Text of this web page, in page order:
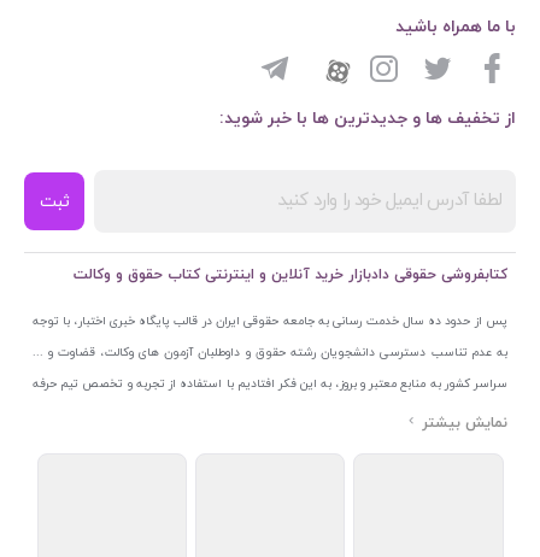
از تخفیف ها و جدیدترین ها با خبر شوید:
ثبت
با ما همراه باشید
کتابفروشی حقوقی دادبازار خرید آنلاین و اینترنتی کتاب حقوق و وکالت
پس از حدود ده سال خدمت رسانی به جامعه حقوقی ایران در قالب پایگاه خبری اختبار، با توجه
به عدم تناسب دسترسی دانشجویان رشته حقوق و داوطلبان آزمون های وکالت، قضاوت و ...
سراسر کشور به منابع معتبر و بروز، به این فکر افتادیم با استفاده از تجربه و تخصص تیم حرفه
ای اختبار خدمتی جدید به جامعه حقوقی ایران ارائه کنیم. به این منظور با راه اندازی و تجهیز